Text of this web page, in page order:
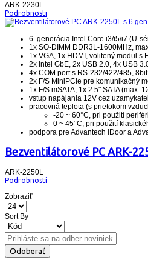
ARK-2230L
Podrobnosti
6. generácia Intel Core i3/i5/i7 (U-
1x SO-DIMM DDR3L-1600MHz,
1x VGA, 1x HDMI, volitený modul s
2x Intel GbE, 2x USB 2.0, 4x USB
4x COM port s RS-232/422/485,
2x F/S MiniPCIe pre komunikačný
1x F/S mSATA, 1x 2.5" SATA (max.
vstup napájania 12V cez
pracovná teplota (s prietokom
-20 ~ 60°C, pri použití
0 ~ 45°C, pri použití
podpora pre Advantech iDoor a
Bezventilátorové PC ARK-
ARK-2250L
Podrobnosti
Zobraziť
Sort By
Odoberať